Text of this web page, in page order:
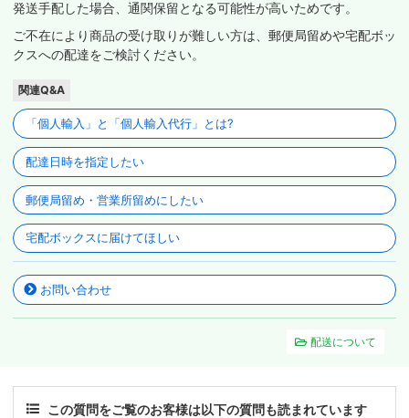
発送手配した場合、通関保留となる可能性が高いためです。
ご不在により商品の受け取りが難しい方は、郵便局留めや宅配ボッ
クスへの配達をご検討ください。
関連Q&A
「個人輸入」と「個人輸入代行」とは?
配達日時を指定したい
郵便局留め・営業所留めにしたい
宅配ボックスに届けてほしい
お問い合わせ
配送について
この質問をご覧のお客様は以下の質問も読まれています